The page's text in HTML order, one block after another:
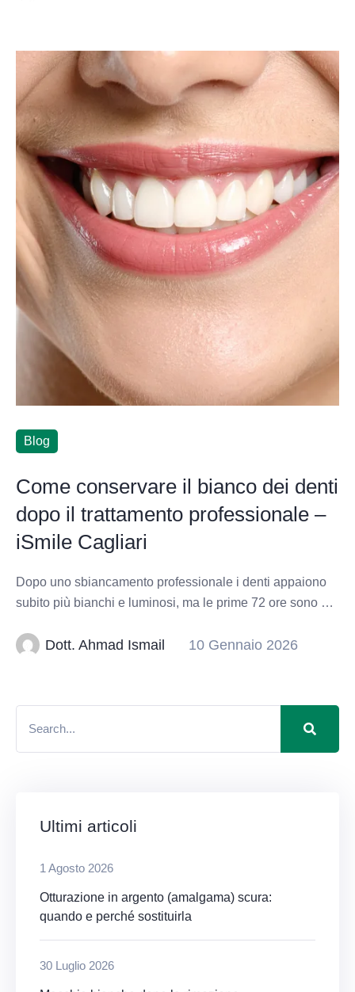
Blog
Come conservare il bianco dei denti
dopo il trattamento professionale –
iSmile Cagliari
Dopo uno sbiancamento professionale i denti appaiono
subito più bianchi e luminosi, ma le prime 72 ore sono …
Dott. Ahmad Ismail 10 Gennaio 2026
Ultimi articoli
1 Agosto 2026
Otturazione in argento (amalgama) scura:
quando e perché sostituirla
30 Luglio 2026